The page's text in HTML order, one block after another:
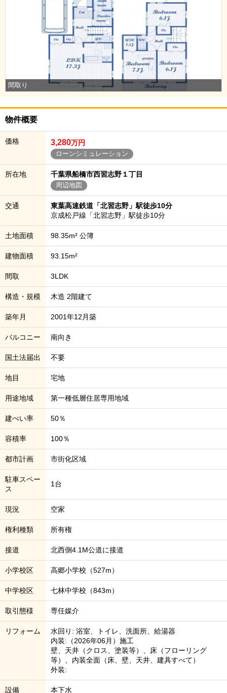
間取り
物件概要
価格 3,280万円
ローンシミュレーション
所在地 千葉県船橋市西習志野１丁目
周辺地図
交通
東葉高速鉄道「北習志野」駅徒歩10分
京成松戸線「北習志野」駅徒歩10分
土地面積 98.35m² 公簿
建物面積 93.15m²
間取 3LDK
構造・規模 木造 2階建て
築年月 2001年12月築
バルコニー 南向き
国土法届出 不要
地目 宅地
用途地域 第一種低層住居専用地域
建ぺい率 50％
容積率 100％
都市計画 市街化区域
駐車スペー
ス
1台
現況 空家
権利種類 所有権
接道 北西側4.1M公道に接道
小学校区 高郷小学校（527m）
中学校区 七林中学校（843m）
取引態様 専任媒介
リフォーム
水回り: 浴室、トイレ、洗面所、給湯器
内装:（2026年06月）施工
壁、天井（クロス、塗装等）、床（フローリング
等）、内装全面（床、壁、天井、建具すべて）
外装:
設備 本下水